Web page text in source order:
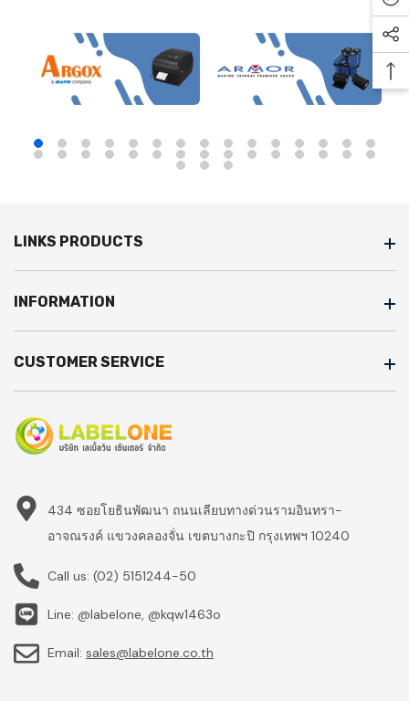
LINKS PRODUCTS
INFORMATION
CUSTOMER SERVICE
434 ซอยโยธินพัฒนา ถนนเลียบทางด่วนรามอินทรา-
อาจณรงค์ แขวงคลองจั่น เขตบางกะปิ กรุงเทพฯ 10240
Call us: (02) 5151244-50
Line: @labelone, @kqw1463o
Email: sales@labelone.co.th